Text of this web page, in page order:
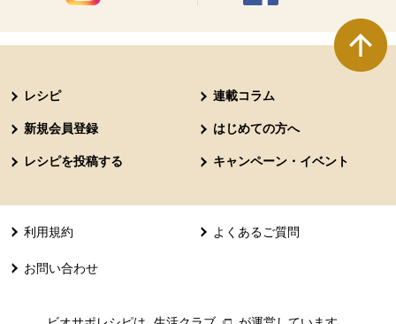
レシピ 連載コラム
新規会員登録 はじめての方へ
レシピを投稿する キャンペーン・イベント
利用規約 よくあるご質問
お問い合わせ